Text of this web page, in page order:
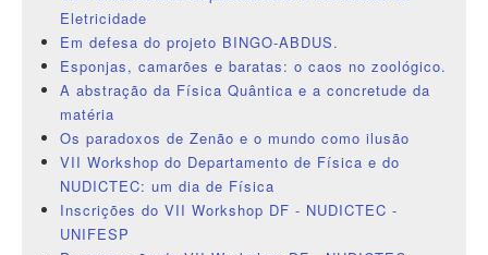
Eletricidade
Em defesa do projeto BINGO-ABDUS.
Esponjas, camarões e baratas: o caos no zoológico.
A abstração da Física Quântica e a concretude da
matéria
Os paradoxos de Zenão e o mundo como ilusão
VII Workshop do Departamento de Física e do
NUDICTEC: um dia de Física
Inscrições do VII Workshop DF - NUDICTEC -
UNIFESP